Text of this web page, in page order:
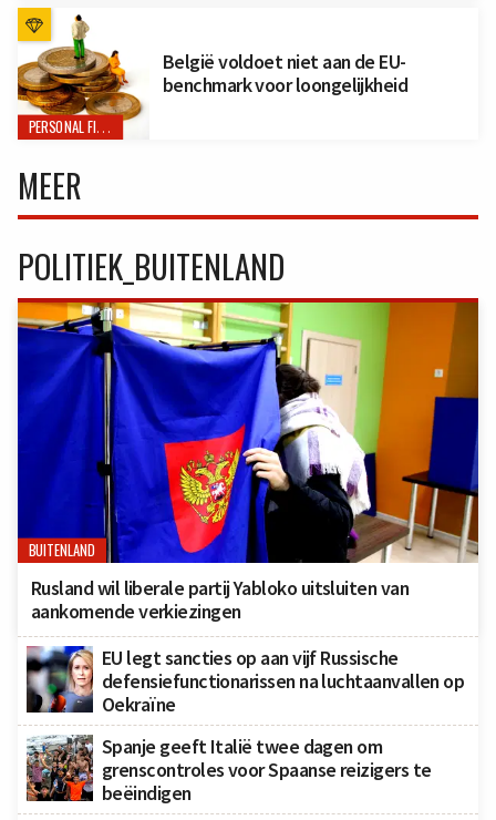
PERSONAL FINANCE
België voldoet niet aan de EU-
benchmark voor loongelijkheid
MEER
POLITIEK_BUITENLAND
BUITENLAND
Rusland wil liberale partij Yabloko uitsluiten van
aankomende verkiezingen
EU legt sancties op aan vijf Russische
defensiefunctionarissen na luchtaanvallen op
Oekraïne
Spanje geeft Italië twee dagen om
grenscontroles voor Spaanse reizigers te
beëindigen